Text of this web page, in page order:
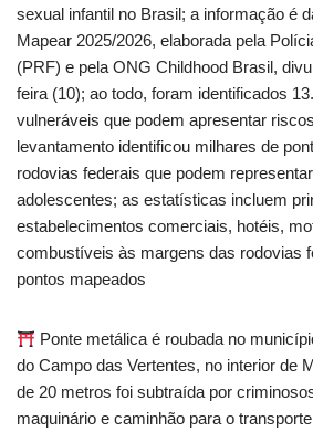
sexual infantil no Brasil; a informação é
Mapear 2025/2026, elaborada pela
(PRF) e pela ONG Childhood Brasil,
feira (10); ao todo, foram identificados
vulneráveis que podem apresentar
levantamento identificou milhares de
rodovias federais que podem
adolescentes; as estatísticas incluem
estabelecimentos comerciais, hotéis,
combustíveis às margens das rodovias
pontos mapeados
Ponte metálica é roubada no
do Campo das Vertentes, no interior de
de 20 metros foi subtraída por
maquinário e caminhão para o transporte